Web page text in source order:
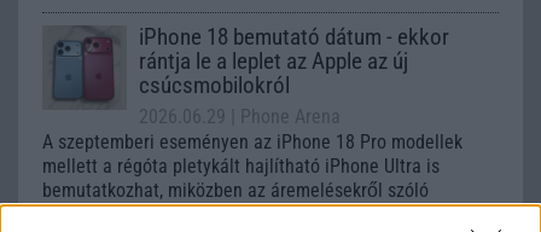
iPhone 18 bemutató dátum - ekkor
rántja le a leplet az Apple az új
csúcsmobilokról
2026.06.29
| Phone Arena
A szeptemberi eseményen az iPhone 18 Pro modellek
mellett a régóta pletykált hajlítható iPhone Ultra is
bemutatkozhat, miközben az áremelésekről szóló
találgatások továbbra is beárnyékolják a rajtot.